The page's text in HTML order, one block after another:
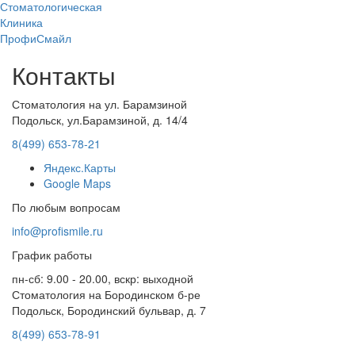
Контакты
Стоматология на ул. Барамзиной
Подольск, ул.Барамзиной, д. 14/4
8(499) 653-78-21
Яндекс.Карты
Google Maps
По любым вопросам
info@profismile.ru
График работы
пн-сб: 9.00 - 20.00, вскр: выходной
Стоматология на Бородинском б-ре
Подольск, Бородинский бульвар, д. 7
8(499) 653-78-91